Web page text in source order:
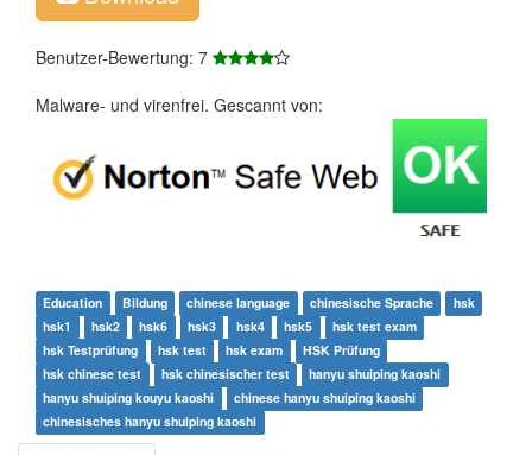
Benutzer-Bewertung: 7
Malware- und virenfrei. Gescannt von:
Education Bildung chinese language chinesische Sprache
hsk
hsk1
hsk2 hsk6 hsk3 hsk4 hsk5
hsk test exam
hsk Testprüfung
hsk test hsk exam
HSK Prüfung
hsk chinese test
hsk chinesischer test
hanyu shuiping kaoshi
hanyu shuiping kouyu kaoshi
chinese hanyu shuiping kaoshi
chinesisches hanyu shuiping kaoshi